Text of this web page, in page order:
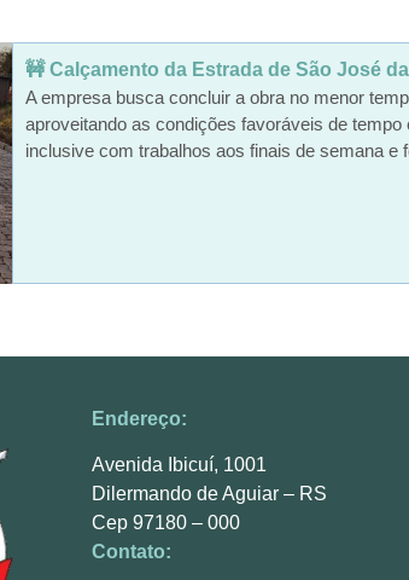
🚧 Calçamento da Estrada de São José
A empresa busca concluir a obra no menor
aproveitando as condições favoráveis de tempo
inclusive com trabalhos aos finais de semana e
Endereço:
Avenida Ibicuí, 1001
Dilermando de Aguiar – RS
Cep 97180 – 000
Contato: